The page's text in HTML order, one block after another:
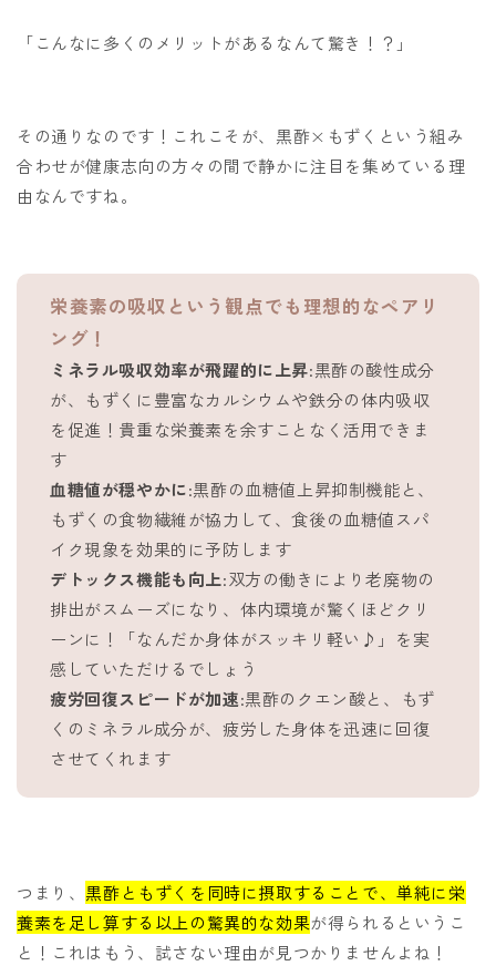
「こんなに多くのメリットがあるなんて驚き！？」
その通りなのです！これこそが、黒酢×もずくという組み
合わせが健康志向の方々の間で静かに注目を集めている理
由なんですね。
栄養素の吸収という観点でも理想的なペアリ
ング！
ミネラル吸収効率が飛躍的に上昇:黒酢の酸性成分
が、もずくに豊富なカルシウムや鉄分の体内吸収
を促進！貴重な栄養素を余すことなく活用できま
す
血糖値が穏やかに:黒酢の血糖値上昇抑制機能と、
もずくの食物繊維が協力して、食後の血糖値スパ
イク現象を効果的に予防します
デトックス機能も向上:双方の働きにより老廃物の
排出がスムーズになり、体内環境が驚くほどクリ
ーンに！「なんだか身体がスッキリ軽い♪」を実
感していただけるでしょう
疲労回復スピードが加速:黒酢のクエン酸と、もず
くのミネラル成分が、疲労した身体を迅速に回復
させてくれます
つまり、 黒酢ともずくを同時に摂取することで、単純に栄
養素を足し算する以上の驚異的な効果が得られるというこ
と！これはもう、試さない理由が見つかりませんよね！